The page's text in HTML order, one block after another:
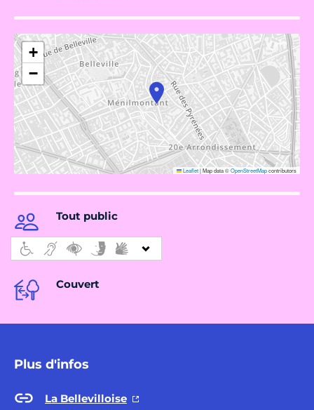
+
−
Leaflet|Map data ©OpenStreetMapcontributors
Tout public
Couvert
Plus d'infos
La Bellevilloise